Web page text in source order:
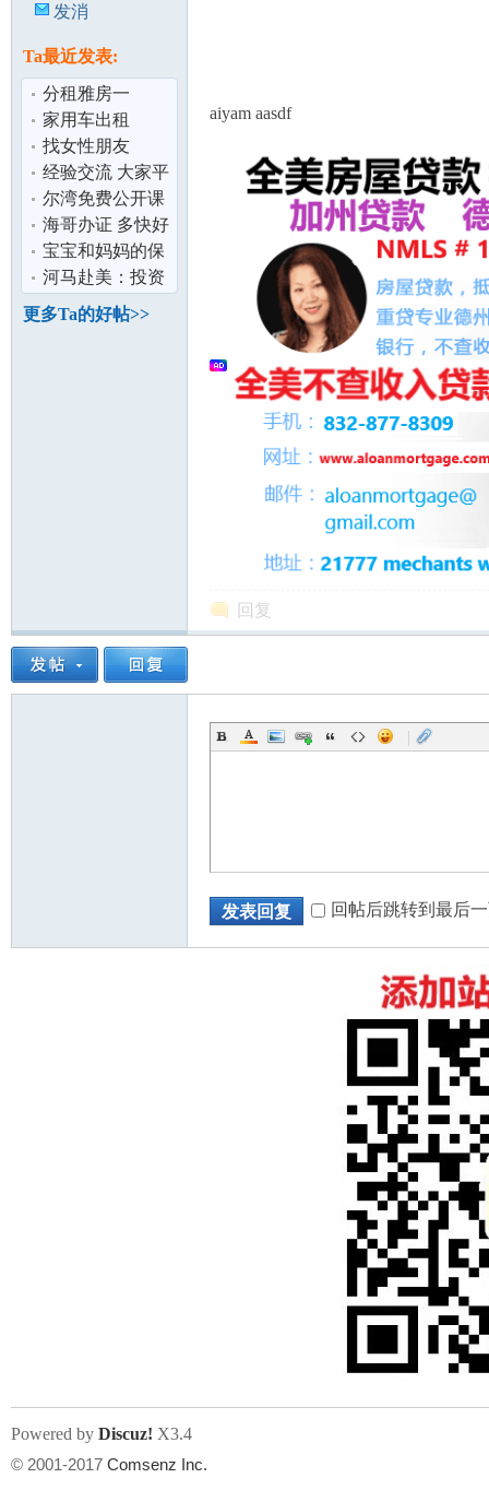
州
发消
Ta最近发表:
分租雅房一
间,5/1/20 可迁入
家用车出租
找女性朋友
经验交流 大家平
时是怎么巩固孩
子的中文的
尔湾免费公开课
海哥办证 多快好
省
宝宝和妈妈的保
障对比,哪款更让
您安心
河马赴美：投资
美国房产的黄金
准则（上）
更多Ta的好帖>>
aiyam aasdf
回复
|
发表回复 回帖后跳转到最后
Powered by Discuz! X3.4
© 2001-2017 Comsenz Inc.